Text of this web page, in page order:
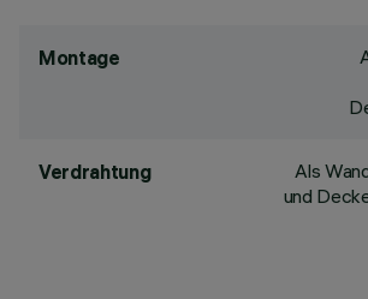
Montage
Verdrahtung
Als
und